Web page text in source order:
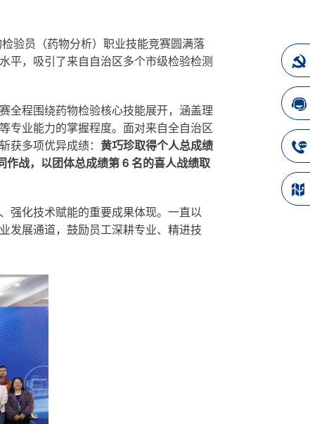
验员（药物分析）职业技能竞赛圆满落
平，吸引了来自自治区多个市级检验检测
全程围绕药物检验核心技能展开，涵盖理
专业能力的掌握程度。面对来自全自治区
获多项优异成绩：黄巧珍取得个人总成绩
作战，以团体总成绩第 6 名的喜人战绩取
强化技术赋能的重要成果体现。一直以
发展通道，鼓励员工深耕专业、精进技